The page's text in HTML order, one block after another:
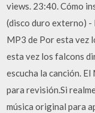
views. 23:40. Cómo
(disco duro externo)
MP3 de Por esta vez
esta vez los falcons
escucha la canción.
para revisión.Si
música original para